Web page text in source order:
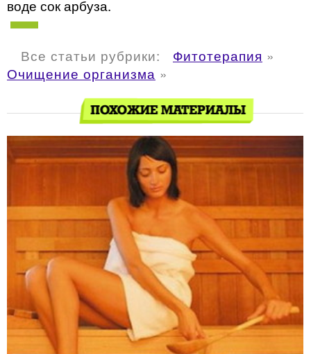
воде сок арбуза.
Все статьи рубрики: Фитотерапия »
Очищение организма »